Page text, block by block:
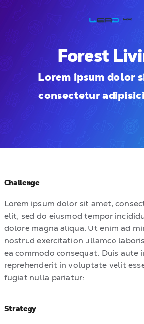
Skip
content
Forest
Lorem ipsum dolor
consectetur
Challenge
Lorem ipsum dolor sit amet,
elit, sed do eiusmod tempor
dolore magna aliqua. Ut enim ad
nostrud exercitation ullamco
ea commodo consequat. Duis aute
reprehenderit in voluptate velit
fugiat nulla pariatur:
Strategy